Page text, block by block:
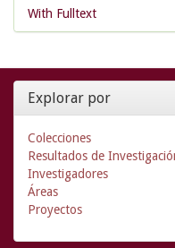
With Fulltext
Explorar por
Colecciones
Resultados de
Investigadores
Áreas
Proyectos